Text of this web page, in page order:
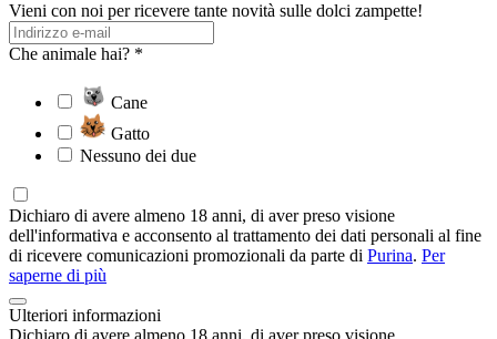
Vieni con noi per ricevere tante novità sulle dolci zampette!
Che animale hai? *
Cane
Gatto
Nessuno dei due
Dichiaro di avere almeno 18 anni, di aver preso visione
dell'informativa e acconsento al trattamento dei dati personali al fine
di ricevere comunicazioni promozionali da parte di Purina. Per
saperne di più
Ulteriori informazioni